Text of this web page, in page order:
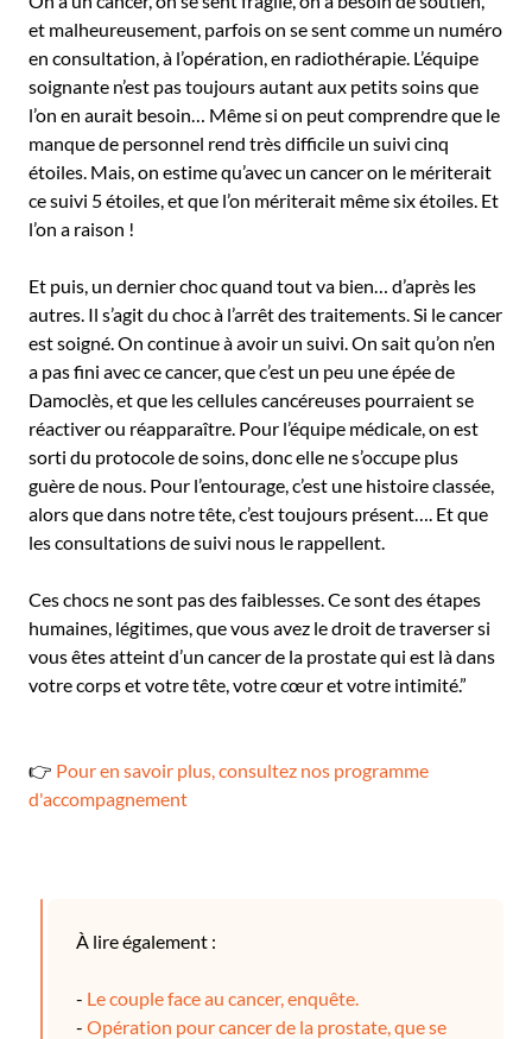
et malheureusement, parfois on se sent comme un numéro
en consultation, à l’opération, en radiothérapie. L’équipe
soignante n’est pas toujours autant aux petits soins que
l’on en aurait besoin… Même si on peut comprendre que le
manque de personnel rend très difficile un suivi cinq
étoiles. Mais, on estime qu’avec un cancer on le mériterait
ce suivi 5 étoiles, et que l’on mériterait même six étoiles. Et
l’on a raison !
Et puis, un dernier choc quand tout va bien… d’après les
autres. Il s’agit du choc à l’arrêt des traitements. Si le cancer
est soigné. On continue à avoir un suivi. On sait qu’on n’en
a pas fini avec ce cancer, que c’est un peu une épée de
Damoclès, et que les cellules cancéreuses pourraient se
réactiver ou réapparaître. Pour l’équipe médicale, on est
sorti du protocole de soins, donc elle ne s’occupe plus
guère de nous. Pour l’entourage, c’est une histoire classée,
alors que dans notre tête, c’est toujours présent…. Et que
les consultations de suivi nous le rappellent.
Ces chocs ne sont pas des faiblesses. Ce sont des étapes
humaines, légitimes, que vous avez le droit de traverser si
vous êtes atteint d’un cancer de la prostate qui est là dans
votre corps et votre tête, votre cœur et votre intimité.”
👉 Pour en savoir plus, consultez nos programme
d'accompagnement
À lire également :
- Le couple face au cancer, enquête.
- Opération pour cancer de la prostate, que se